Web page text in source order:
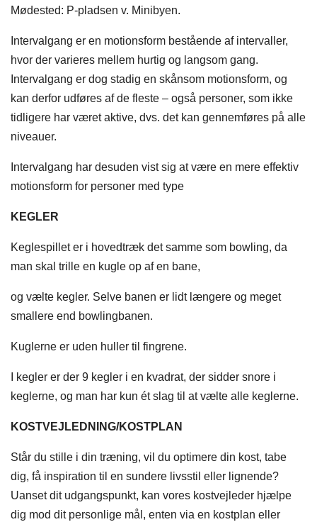
Mødested: P-pladsen v. Minibyen.
​Intervalgang er en motionsform bestående af intervaller,
hvor der varieres mellem hurtig og langsom gang.
Intervalgang er dog stadig en skånsom motionsform, og
kan derfor udføres af de fleste – også personer, som ikke
tidligere har været aktive, dvs. det kan gennemføres på alle
niveauer.
Intervalgang har desuden vist sig at være en mere effektiv
motionsform for personer med type
KEGLER
Keglespillet er i hovedtræk det samme som bowling, da
man skal trille en kugle op af en bane,
og vælte kegler. Selve banen er lidt længere og meget
smallere end bowlingbanen.
Kuglerne er uden huller til fingrene.
I kegler er der 9 kegler i en kvadrat, der sidder snore i
keglerne, og man har kun ét slag til at vælte alle keglerne.
KOSTVEJLEDNING/KOSTPLAN
Står du stille i din træning, vil du optimere din kost, tabe
dig, få inspiration til en sundere livsstil eller lignende?
Uanset dit udgangspunkt, kan vores kostvejleder hjælpe
dig mod dit personlige mål, enten via en kostplan eller